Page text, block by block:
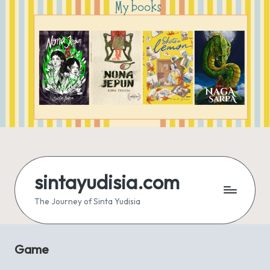
sintayudisia.com
The Journey of Sinta Yudisia
Game